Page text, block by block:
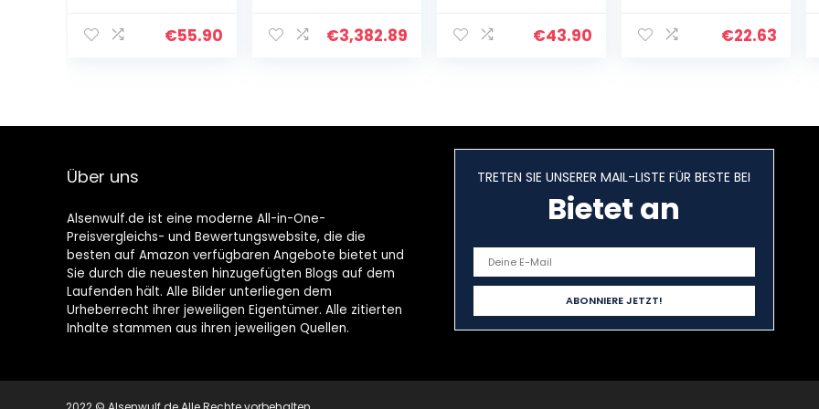
Codurastoff,
EU-Produkt
€55.90
Outdoor
Hundezwinger
z-Zuchtbox Im
Freien
€3,382.89
Hundehütte -
€43.90
Sofa faltbar für
Kissen für
Katzen, Hunde,
Kaninchen,
Kaffeepotsen
(45 × 35 × 35
€22.63
Über uns
Alsenwulf.de ist eine moderne All-in-One-
Preisvergleichs- und Bewertungswebsite, die die
besten auf Amazon verfügbaren Angebote bietet und
Sie durch die neuesten hinzugefügten Blogs auf dem
Laufenden hält. Alle Bilder unterliegen dem
Urheberrecht ihrer jeweiligen Eigentümer. Alle zitierten
Inhalte stammen aus ihren jeweiligen Quellen.
TRETEN SIE UNSERER MAIL-LISTE FÜR BESTE BEI
Bietet an